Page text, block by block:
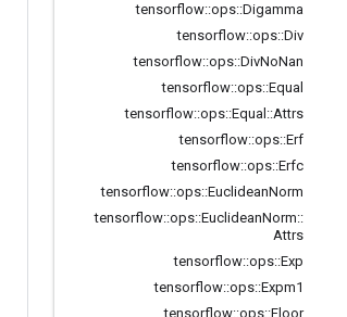
tensorflow::ops::Digamma
tensorflow::ops::Div
tensorflow::ops::DivNoNan
tensorflow::ops::Equal
tensorflow::ops::Equal ::Attrs
tensorflow::ops::Erf
tensorflow::ops::Erfc
tensorflow::ops::EuclideanNorm
tensorflow::ops::EuclideanNorm::
Attrs
tensorflow::ops::Exp
tensorflow::ops::Expm1
tensorflow::ops::Floor